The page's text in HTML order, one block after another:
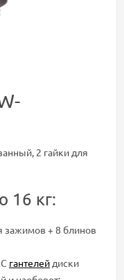
2 гайки для
16 кг:
зажимов + 8 блинов
гантелей диски